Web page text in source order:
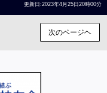
更新日:2023年4月25日20時00分
次のページヘ